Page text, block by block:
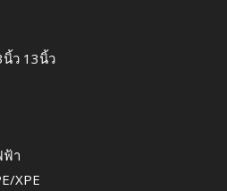
นิ้ว 13นิ้ว
ฟ้า
XPE